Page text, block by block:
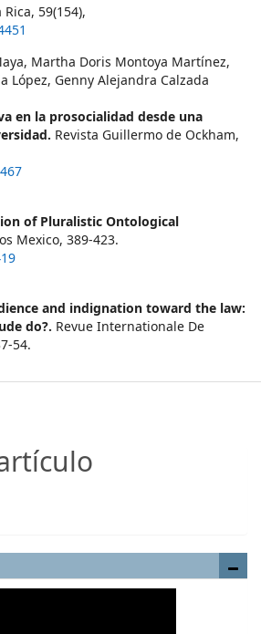
Rica, 59(154),
Martha Doris Montoya Martínez,
López, Genny Alejandra Calzada
en la prosocialidad desde una
Revista Guillermo de Ockham,
of Pluralistic Ontological
Mexico, 389-423.
and indignation toward the law:
do?. Revue Internationale De
54.